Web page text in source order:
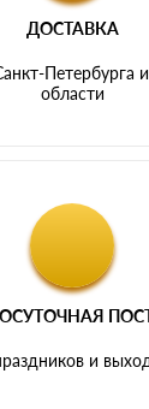
ДОСТАВКА
Петербурга
области
и